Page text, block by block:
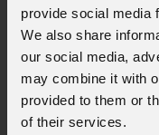
provide social media
We also share
our social media,
may combine it with
provided to them or
of their services.